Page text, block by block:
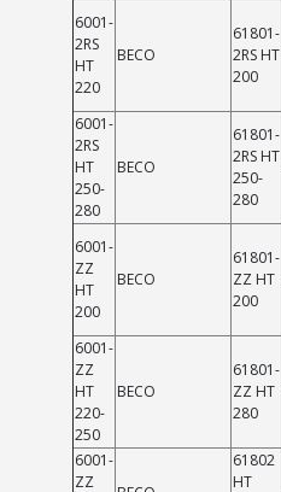
6001-
2RS
HT
220
BECO
61801-
2RS HT
200
6001-
2RS
HT
250-
280
BECO
61801-
2RS HT
250-
280
6001-
ZZ
HT
200
BECO
61801-
ZZ HT
200
6001-
ZZ
HT
220-
250
BECO
61801-
ZZ HT
280
6001-
ZZ
61802
HT